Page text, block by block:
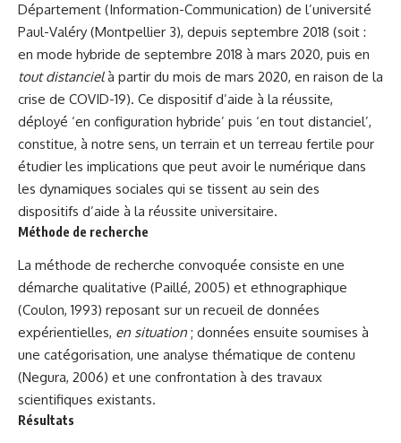
Département (Information-Communication) de l’université
Paul-Valéry (Montpellier 3), depuis septembre 2018 (soit :
en mode hybride de septembre 2018 à mars 2020, puis en
tout distancielà partir du mois de mars 2020, en raison de la
crise de COVID-19). Ce dispositif d’aide à la réussite,
déployé ‘en configuration hybride’ puis ‘en tout distanciel’,
constitue, à notre sens, un terrain et un terreau fertile pour
étudier les implications que peut avoir le numérique dans
les dynamiques sociales qui se tissent au sein des
dispositifs d’aide à la réussite universitaire.
Méthode de recherche
La méthode de recherche convoquée consiste en une
démarche qualitative (Paillé, 2005) et ethnographique
(Coulon, 1993) reposant sur un recueil de données
expérientielles, en situation ; données ensuite soumises à
une catégorisation, une analyse thématique de contenu
(Negura, 2006) et une confrontation à des travaux
scientifiques existants.
Résultats